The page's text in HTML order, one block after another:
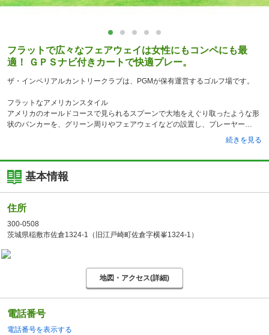
フラットで広々なフェアウェイは女性にもコンペにも最
適！ ＧＰＳナビ付きカートで快適プレー。
ザ・インペリアルカントリークラブは、PGMが保有運営するゴルフ場です。
フラットなアメリカンスタイル
アメリカのオールドコースで見られるスプーンで大地をえぐり取ったような形
状のバンカーを、グリーン周りやフェアウェイなどの設置し、プレーヤー
続きを見る
基本情報
住所
300-0508
茨城県稲敷市佐倉1324-1（旧江戸崎町佐倉字横峯1324-1）
地図・アクセス(詳細)
電話番号
電話番号を表示する